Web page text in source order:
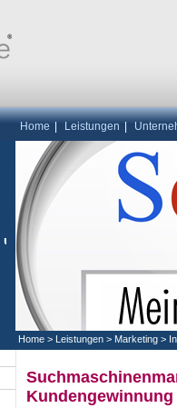
Home Leistungen
Home > Leistungen > Marketing >
und